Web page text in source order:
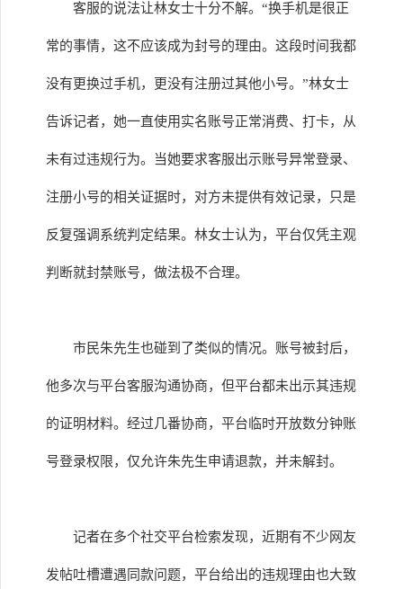
客服的说法让林女士十分不解。“换手机是很正
常的事情，这不应该成为封号的理由。这段时间我都
没有更换过手机，更没有注册过其他小号。”林女士
告诉记者，她一直使用实名账号正常消费、打卡，从
未有过违规行为。当她要求客服出示账号异常登录、
注册小号的相关证据时，对方未提供有效记录，只是
反复强调系统判定结果。林女士认为，平台仅凭主观
判断就封禁账号，做法极不合理。
市民朱先生也碰到了类似的情况。账号被封后，
他多次与平台客服沟通协商，但平台都未出示其违规
的证明材料。经过几番协商，平台临时开放数分钟账
号登录权限，仅允许朱先生申请退款，并未解封。
记者在多个社交平台检索发现，近期有不少网友
发帖吐槽遭遇同款问题，平台给出的违规理由也大致